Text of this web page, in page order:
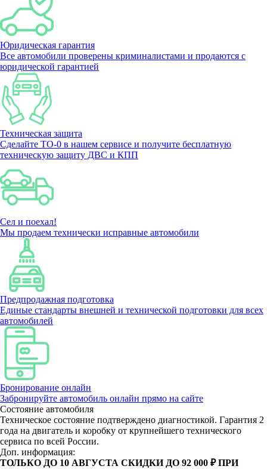
Юридическая гарантия
Все автомобили проверены криминалистами и продаются с
юридической гарантией
Техническая защита
Сделайте ТО-0 в нашем сервисе и получите бесплатную
техническую защиту ДВС и КПП
Сел и поехал!
Мы продаем технически исправные автомобили
Предпродажная подготовка
Единые стандарты внешней и технической подготовки для всех
автомобилей
Бронирование онлайн
Забронируйте автомобиль онлайн прямо на сайте
Состояние автомобиля
Техническое состояние подтверждено диагностикой. Гарантия 2
года на двигатель и коробку от крупнейшего технического
сервиса по всей России.
Доп. информация:
ТОЛЬКО ДО 10 АВГУСТА СКИДКИ ДО 92 000 ₽ ПРИ